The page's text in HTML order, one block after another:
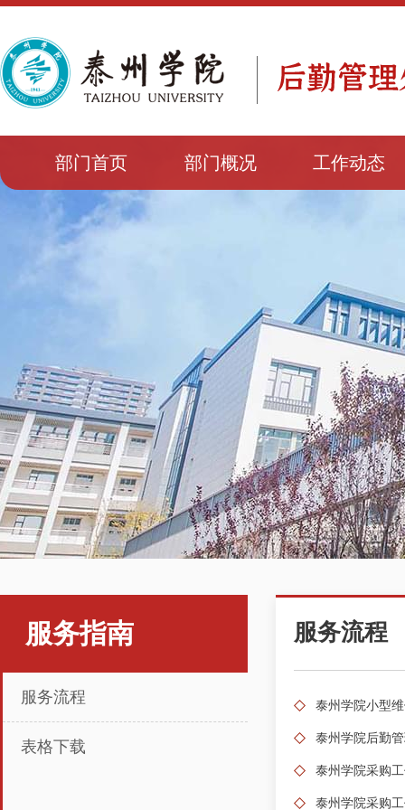
部门首页 部门概况 工作动态
服务指南
服务流程
表格下载
服务流程
泰州学院小型
泰州学院后勤
泰州学院采购
泰州学院采购